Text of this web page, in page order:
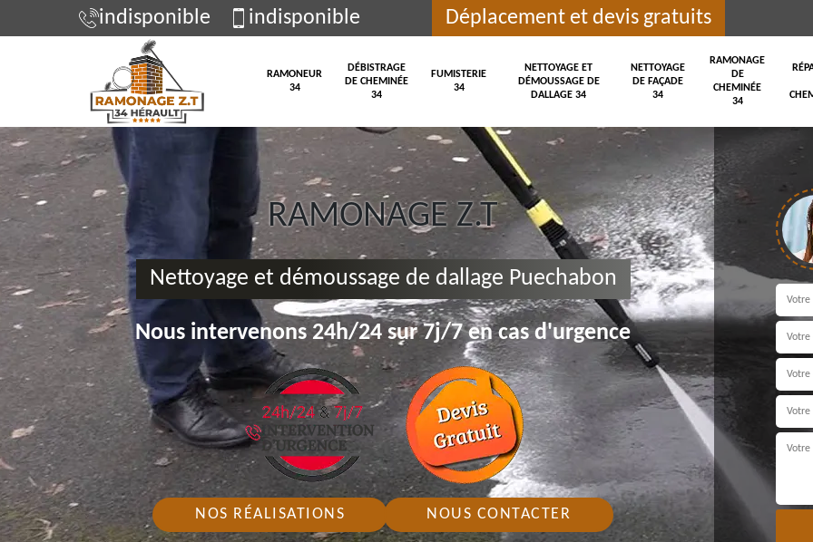
indisponible indisponible Déplacement et devis gratuits
RAMONEUR
34
DÉBISTRAGE
DE CHEMINÉE
34
FUMISTERIE
34
NETTOYAGE ET
DÉMOUSSAGE DE
DALLAGE 34
NETTOYAGE
DE FAÇADE
34
RAMONAGE
DE
CHEMINÉE
34
RAMONAGE Z.T
Nettoyage et démoussage de dallage Puechabon
Nous intervenons 24h/24 sur 7j/7 en cas d'urgence
NOS RÉALISATIONS NOUS CONTACTER